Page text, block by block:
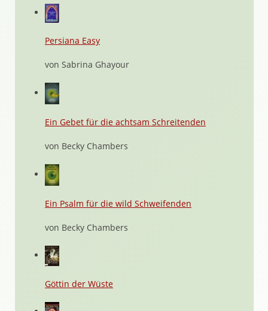
Persiana Easy
von Sabrina Ghayour
Ein Gebet für die achtsam Schreitenden
von Becky Chambers
Ein Psalm für die wild Schweifenden
von Becky Chambers
Göttin der Wüste